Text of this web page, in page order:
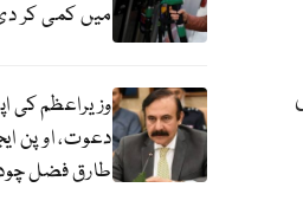
میں کمی کر
وزیراعظم کی
دعوت، اوپن
طارق فضل